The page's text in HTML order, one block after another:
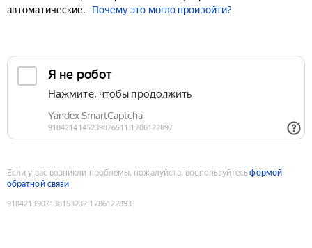
автоматические.
Почему это могло произойти?
Если у вас возникли проблемы, пожалуйста, воспользуйтесьформой
обратной связи
9184213907138153232:1786122893